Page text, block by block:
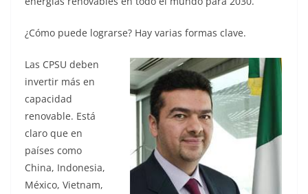
¿Cómo puede lograrse? Hay varias formas clave.
Las CPSU deben
invertir más en
capacidad
renovable. Está
claro que en
países como
China, Indonesia,
México, Vietnam,